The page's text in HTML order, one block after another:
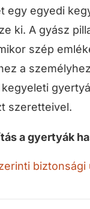
egy egyedi
ki. A gyász
szép
a
szeretteivel.
a gyertyák
biztonsági